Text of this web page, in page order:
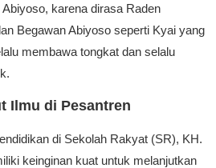
karena dirasa Raden
Begawan Abiyoso seperti Kyai yang
membawa tongkat dan selalu
Ilmu di Pesantren
di Sekolah Rakyat (SR), KH.
keinginan kuat untuk melanjutkan